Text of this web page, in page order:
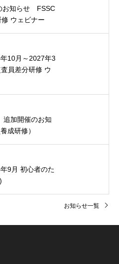
お知らせ FSSC
ウェビナー
10月～2027年3
員差分研修 ウ
加開催のお知
成研修）
9月 初心者のた
お知らせ一覧